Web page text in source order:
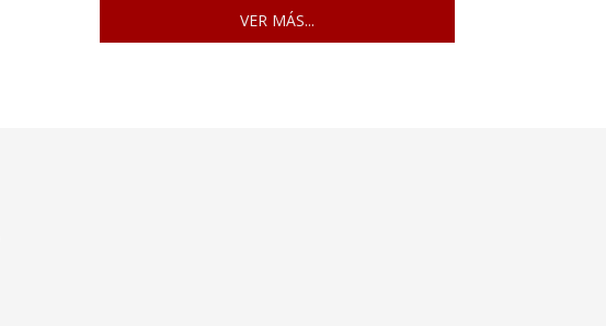
VER MÁS...